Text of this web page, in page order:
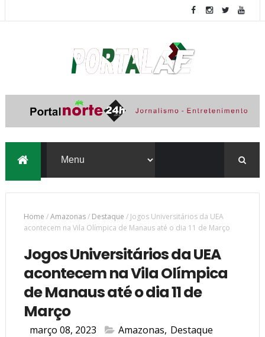
Home /Amazonas/ Destaque / Jogos Universitários da UEA
acontecem na Vila Olímpica de Manaus até o dia 11 de Março
Jogos Universitários da UEA
acontecem na Vila Olímpica
de Manaus até o dia 11 de
Março
março 08, 2023 Amazonas, Destaque